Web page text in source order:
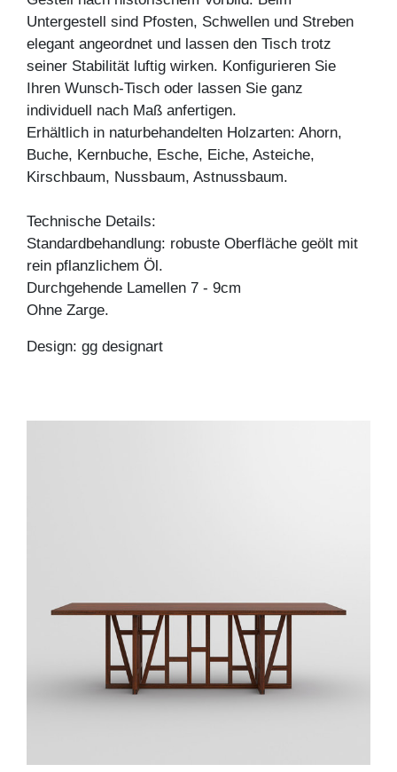
Untergestell sind Pfosten, Schwellen und Streben
elegant angeordnet und lassen den Tisch trotz
seiner Stabilität luftig wirken. Konfigurieren Sie
Ihren Wunsch-Tisch oder lassen Sie ganz
individuell nach Maß anfertigen.
Erhältlich in naturbehandelten Holzarten: Ahorn,
Buche, Kernbuche, Esche, Eiche, Asteiche,
Kirschbaum, Nussbaum, Astnussbaum.
Technische Details:
Standardbehandlung: robuste Oberfläche geölt mit
rein pflanzlichem Öl.
Durchgehende Lamellen 7 - 9cm
Ohne Zarge.
Design: gg designart